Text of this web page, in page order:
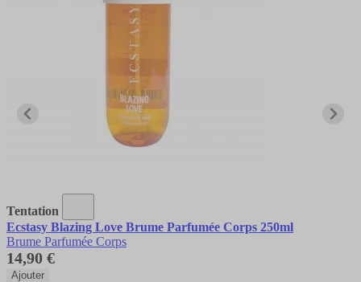
Tentation
Ecstasy Blazing Love Brume Parfumée Corps 250ml
Brume Parfumée Corps
14,90 €
Ajouter